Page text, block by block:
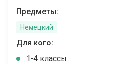
Предметы:
Немецкий
Для кого:
1-4 классы